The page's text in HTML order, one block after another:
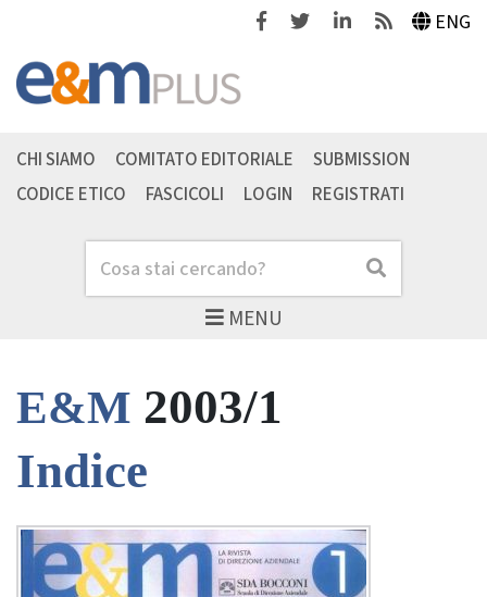
FacebookTwitterLinkedinFeeds ENG
MENU
Cerca Cerca
CHI SIAMO COMITATO EDITORIALE
SUBMISSION
CODICE ETICO
FASCICOLI LOGIN REGISTRATI
E&M 2003/1
Indice